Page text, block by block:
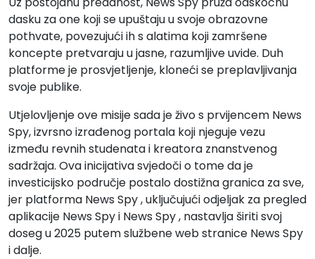
dasku za one koji se upuštaju u svoje obrazovne
pothvate, povezujući ih s alatima koji zamršene
koncepte pretvaraju u jasne, razumljive uvide. Duh
platforme je prosvjetljenje, kloneći se preplavljivanja
svoje publike.
Utjelovljenje ove misije sada je živo s prvijencem News
Spy, izvrsno izrađenog portala koji njeguje vezu
između revnih studenata i kreatora znanstvenog
sadržaja. Ova inicijativa svjedoči o tome da je
investicijsko područje postalo dostižna granica za sve,
jer platforma News Spy , uključujući odjeljak za pregled
aplikacije News Spy i News Spy , nastavlja širiti svoj
doseg u 2025 putem službene web stranice News Spy
i dalje.